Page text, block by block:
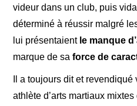
videur dans un club, puis
déterminé à réussir malgré
lui présentaient le manque
marque de saforce de
Il a toujours dit et
athlète d’arts martiaux